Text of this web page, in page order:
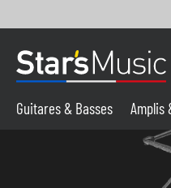
Guitares &
Guitares & Basses Amplis